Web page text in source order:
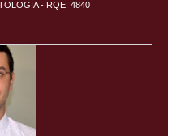
- RQE: 4840